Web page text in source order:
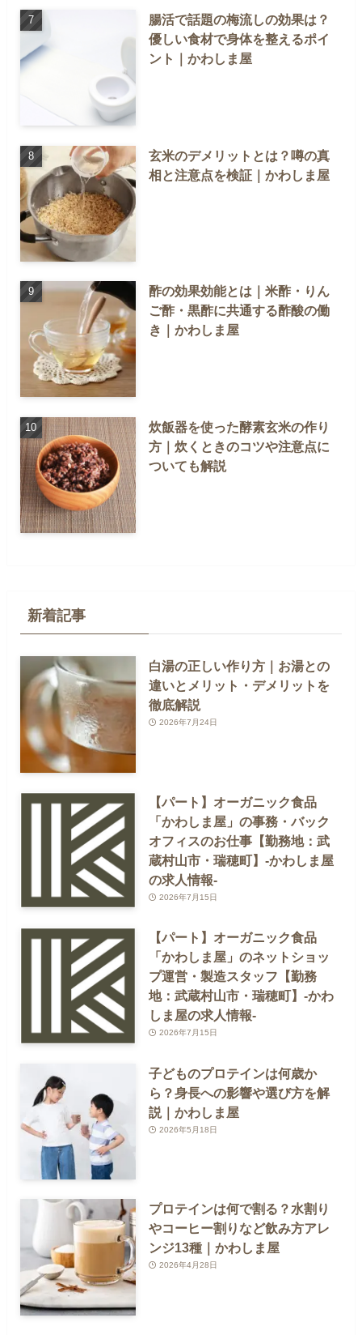
腸活で話題の梅流しの効果は？
優しい食材で身体を整えるポイ
ント｜かわしま屋
玄米のデメリットとは？噂の真
相と注意点を検証｜かわしま屋
酢の効果効能とは｜米酢・りん
ご酢・黒酢に共通する酢酸の働
き｜かわしま屋
炊飯器を使った酵素玄米の作り
方｜炊くときのコツや注意点に
ついても解説
新着記事
白湯の正しい作り方｜お湯との
違いとメリット・デメリットを
徹底解説
2026年7月24日
【パート】オーガニック食品
「かわしま屋」の事務・バック
オフィスのお仕事【勤務地：武
蔵村山市・瑞穂町】-かわしま屋
の求人情報-
2026年7月15日
【パート】オーガニック食品
「かわしま屋」のネットショッ
プ運営・製造スタッフ【勤務
地：武蔵村山市・瑞穂町】-かわ
しま屋の求人情報-
2026年7月15日
子どものプロテインは何歳か
ら？身長への影響や選び方を解
説｜かわしま屋
2026年5月18日
プロテインは何で割る？水割り
やコーヒー割りなど飲み方アレ
ンジ13種｜かわしま屋
2026年4月28日